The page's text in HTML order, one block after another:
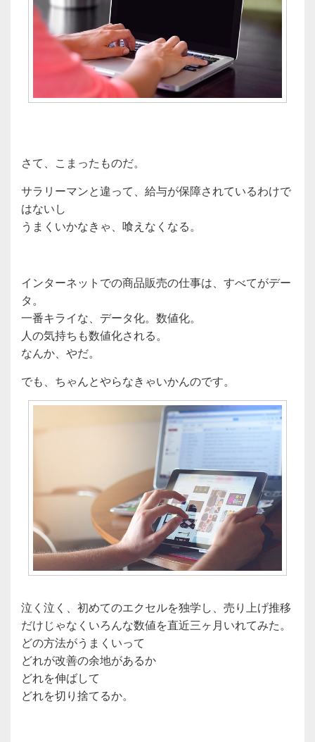
さて、こまったものだ。
サラリーマンと違って、給与が保障されているわけで
はないし
うまくいかなきゃ、喰えなくなる。
インターネットでの商品販売の仕事は、すべてがデー
タ。
一番キライな、データ化。数値化。
人の気持ちも数値化される。
なんか、やだ。
でも、ちゃんとやらなきゃいかんのです。
泣く泣く、初めてのエクセルを独学し、売り上げ推移
だけじゃなくいろんな数値を直近三ヶ月いれてみた。
どの方法がうまくいって
どれが改善の余地があるか
どれを伸ばして
どれを切り捨てるか。